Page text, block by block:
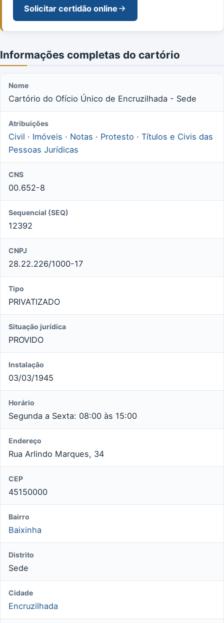
Solicitar certidão online
Informações completas do cartório
Nome
Cartório do Ofício Único de Encruzilhada - Sede
Atribuições
Civil · Imóveis · Notas · Protesto · Títulos e Civis das
Pessoas Jurídicas
CNS
00.652-8
Sequencial (SEQ)
12392
CNPJ
28.22.226/1000-17
Tipo
PRIVATIZADO
Situação jurídica
PROVIDO
Instalação
03/03/1945
Horário
Segunda a Sexta: 08:00 às 15:00
Endereço
Rua Arlindo Marques, 34
CEP
45150000
Bairro
Baixinha
Distrito
Sede
Cidade
Encruzilhada